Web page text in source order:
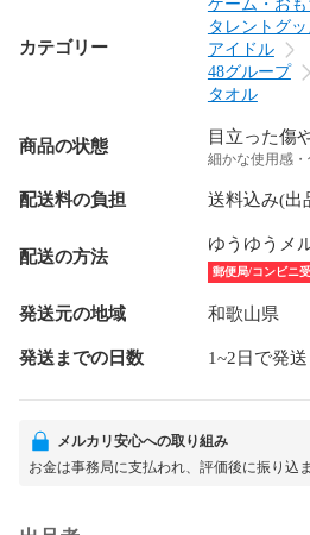
カテゴリー
ゲーム・お
タレントグ
アイドル
48グループ
タオル
商品の状態 目立った傷
細かな使用感
配送料の負担 送料込み(出
配送の方法
ゆうゆうメ
郵便局/コンビニ
発送元の地域 和歌山県
発送までの日数 1~2日で発送
メルカリ安心への取り組み
お金は事務局に支払われ、評価後に振り込